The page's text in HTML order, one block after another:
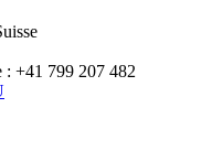
+41 799 207 482